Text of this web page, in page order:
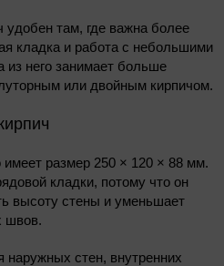
там, где важна более
кладка и работа с небольшими
из него занимает больше
или двойным кирпичом.
размер 250 × 120 × 88 мм.
кладки, потому что он
высоту стены и уменьшает
швов.
наружных стен, внутренних